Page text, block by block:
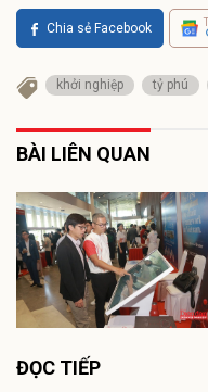
Chia sẻ Facebook
khởi nghiệp tỷ phú
BÀI LIÊN QUAN
ĐỌC TIẾP